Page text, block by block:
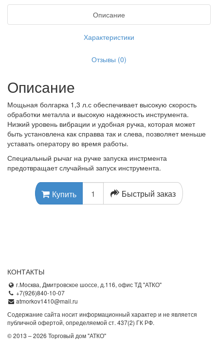
Описание
Характеристики
Отзывы (0)
Описание
Мощьная болгарка 1,3 л.с обеспечивает высокую скорость
обработки металла и высокую надежность инструмента.
Низкий уровень вибрации и удобная ручка, которая может
быть установлена как справва так и слева, позволяет меньше
уставать оператору во время работы.
Специальный рычаг на ручке запуска инстрмента
предотвращает случайный запуск инструмента.
Купить Быстрый заказ
КОНТАКТЫ
г.Москва, Дмитровское шоссе, д.116, офис ТД "АТКО"
+7(926)840-10-07
atmorkov1410@mail.ru
Содержание сайта носит информационный характер и не является
публичной офертой, определяемой ст. 437(2) ГК РФ.
© 2013 – 2026 Торговый дом "АТКО"